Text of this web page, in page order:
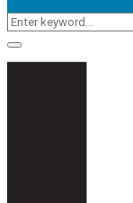
Search
Primary
Menu